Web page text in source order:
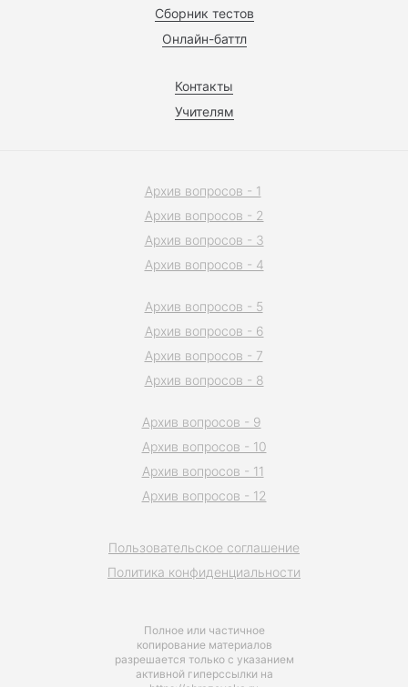
Сборник тестов
Онлайн-баттл
Контакты
Учителям
Полное или частичное
копирование материалов
разрешается только с указанием
активной гиперссылки на
Пользовательское соглашение
Политика конфиденциальности
Архив вопросов - 1
Архив вопросов - 2
Архив вопросов - 3
Архив вопросов - 4
Архив вопросов - 5
Архив вопросов - 6
Архив вопросов - 7
Архив вопросов - 8
Архив вопросов - 9
Архив вопросов - 10
Архив вопросов - 11
Архив вопросов - 12